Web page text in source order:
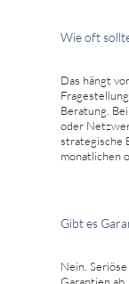
Wie oft
Das hängt
Beratung.
oder
strategische
monatlichen
Gibt es
Nein.
Garantien